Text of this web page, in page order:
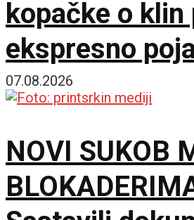
kopačke o klin
ekspresno
stručni štab
07.08.2026
NOVI SUKOB